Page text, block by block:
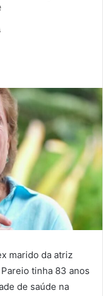
marido da atriz
tinha 83 anos
de saúde na